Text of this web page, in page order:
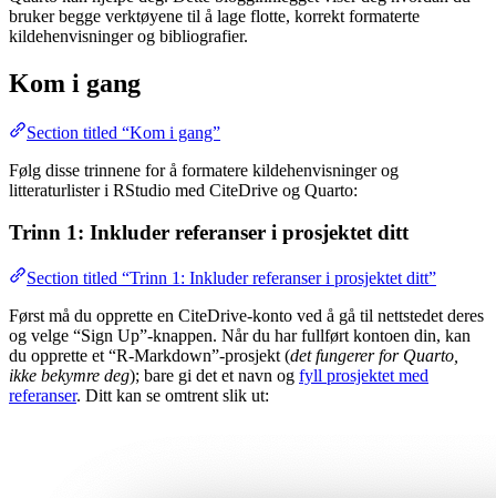
bruker begge verktøyene til å lage flotte, korrekt formaterte
kildehenvisninger og bibliografier.
Kom i gang
Section titled “Kom i gang”
Følg disse trinnene for å formatere kildehenvisninger og
litteraturlister i RStudio med CiteDrive og Quarto:
Trinn 1: Inkluder referanser i prosjektet ditt
Section titled “Trinn 1: Inkluder referanser i prosjektet ditt”
Først må du opprette en CiteDrive-konto ved å gå til nettstedet deres
og velge “Sign Up”-knappen. Når du har fullført kontoen din, kan
du opprette et “R-Markdown”-prosjekt (det fungerer for Quarto,
ikke bekymre deg); bare gi det et navn og fyll prosjektet med
referanser. Ditt kan se omtrent slik ut: